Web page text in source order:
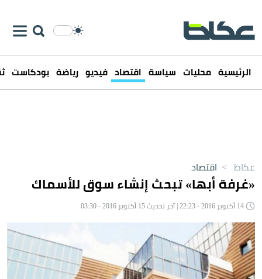
الرئيسية محليات سياسة اقتصاد فيديو رياضة بودكاست
عكاظ > اقتصاد
«غرفة أبها» تبحث إنشاء سوق للأسماك